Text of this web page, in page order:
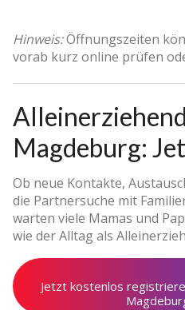
Hinweis:Öffnungszeiten
vorab kurz online prüfen
Magdeburg:
Ob neue Kontakte,
die Partnersuche mit
warten viele Mamas und
wie der Alltag als
Jetzt kostenlos